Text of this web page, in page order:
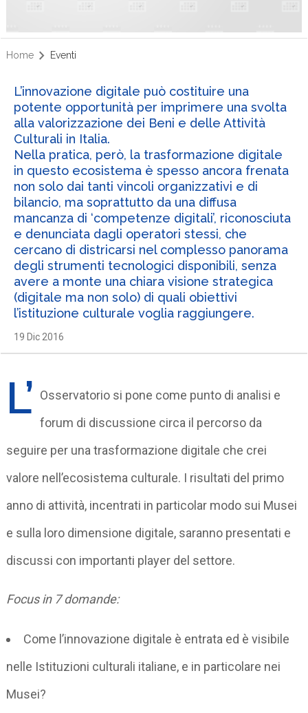
Home Eventi
L’innovazione digitale può costituire una
potente opportunità per imprimere una svolta
alla valorizzazione dei Beni e delle Attività
Culturali in Italia.
Nella pratica, però, la trasformazione digitale
in questo ecosistema è spesso ancora frenata
non solo dai tanti vincoli organizzativi e di
bilancio, ma soprattutto da una diffusa
mancanza di ‘competenze digitali’, riconosciuta
e denunciata dagli operatori stessi, che
cercano di districarsi nel complesso panorama
degli strumenti tecnologici disponibili, senza
avere a monte una chiara visione strategica
(digitale ma non solo) di quali obiettivi
l’istituzione culturale voglia raggiungere.
19 Dic 2016
L’ Osservatorio si pone come punto di analisi e
forum di discussione circa il percorso da
seguire per una trasformazione digitale che crei
valore nell’ecosistema culturale. I risultati del primo
anno di attività, incentrati in particolar modo sui Musei
e sulla loro dimensione digitale, saranno presentati e
discussi con importanti player del settore.
Focus in 7 domande:
Come l’innovazione digitale è entrata ed è visibile
nelle Istituzioni culturali italiane, e in particolare nei
Musei?